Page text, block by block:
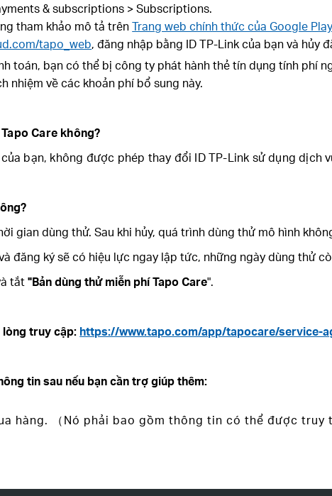
& subscriptions > Subscriptions.
tham khảo mô tả trênTrang web chính thức của Google
tapo_web, đăng nhập bằng ID TP-Link của bạn và hủy
toán, bạn có thể bị công ty phát hành thẻ tín dụng tính phí
nhiệm về các khoản phí bổ sung này.
Care không?
bạn, không được phép thay đổi ID TP-Link sử dụng dịch
gian dùng thử. Sau khi hủy, quá trình dùng thử mô hình
đăng ký sẽ có hiệu lực ngay lập tức, những ngày dùng thử
tắt"Bản dùng thử miễn phí Tapo Care".
lòng truy cập: https://www.tapo.com/app/tapocare/service-
tin sau nếu bạn cần trợ giúp thêm:
hàng. （Nó phải bao gồm thông tin có thể được